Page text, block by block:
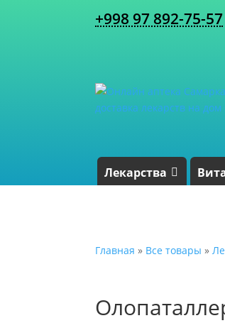
+998 97 892-75-57
Лекарства
Главная » Все товары »